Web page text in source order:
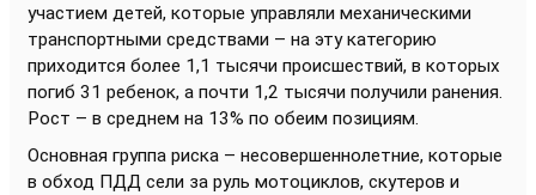
участием детей, которые управляли механическими
транспортными средствами – на эту категорию
приходится более 1,1 тысячи происшествий, в которых
погиб 31 ребенок, а почти 1,2 тысячи получили ранения.
Рост – в среднем на 13% по обеим позициям.
Основная группа риска – несовершеннолетние, которые
в обход ПДД сели за руль мотоциклов, скутеров и